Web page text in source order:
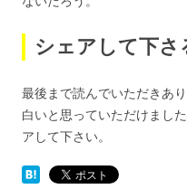
シェアして下
最後まで読んでいただきあ
白いと思っていただけまし
アして下さい。